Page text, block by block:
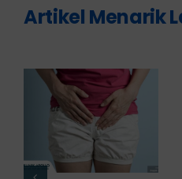
Artikel Menarik